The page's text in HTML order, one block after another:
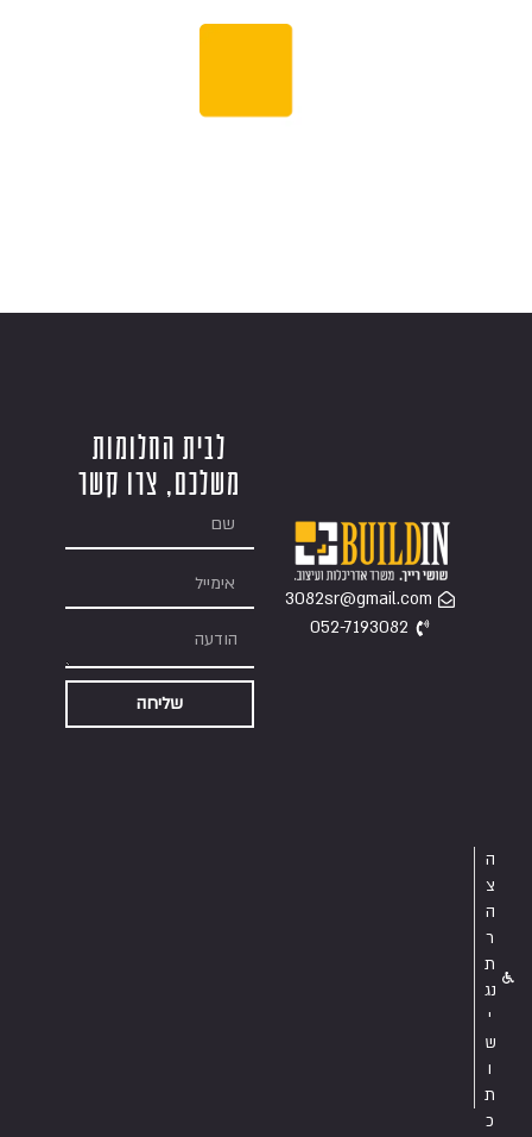
לבית החלומות
משלכם, צרו קשר
שליחה
3082sr@gmail.com
052-7193082
ה
צ
ה
ר
ת
נג
י
ש
ו
ת
כ